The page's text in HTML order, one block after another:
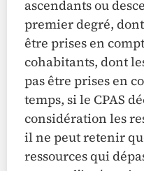
ascendants ou
premier degré,
être prises en
cohabitants, dont
pas être prises en
temps, si le CPAS
considération les
il ne peut retenir
ressources qui